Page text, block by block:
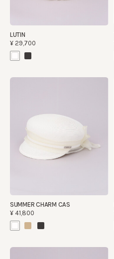
LUTIN
¥29,700
SUMMER CHARM CAS
¥41,800